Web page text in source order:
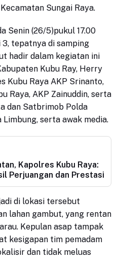
Sungai Raya.
Senin (26/5)pukul 17.00
3, tepatnya di samping
hadir dalam kegiatan ini
Kubu Ray, Herry
Kubu Raya AKP Srinanto,
Raya, AKP Zainuddin, serta
dan Satbrimob Polda
Limbung, serta awak media.
Kapolres Kubu Raya:
Perjuangan dan Prestasi
di lokasi tersebut
lahan gambut, yang rentan
Kepulan asap tampak
kesigapan tim pemadam
dan tidak meluas